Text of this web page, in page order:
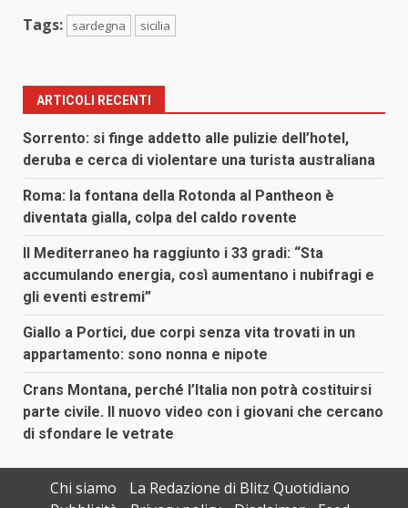
Tags: sardegna sicilia
ARTICOLI RECENTI
Sorrento: si finge addetto alle pulizie dell’hotel,
deruba e cerca di violentare una turista australiana
Roma: la fontana della Rotonda al Pantheon è
diventata gialla, colpa del caldo rovente
Il Mediterraneo ha raggiunto i 33 gradi: “Sta
accumulando energia, così aumentano i nubifragi e
gli eventi estremi”
Giallo a Portici, due corpi senza vita trovati in un
appartamento: sono nonna e nipote
Crans Montana, perché l’Italia non potrà costituirsi
parte civile. Il nuovo video con i giovani che cercano
di sfondare le vetrate
Chi siamo
La Redazione di Blitz Quotidiano